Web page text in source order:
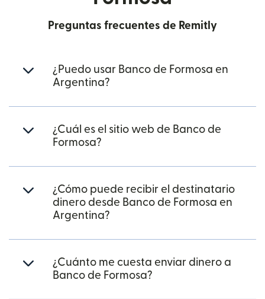
Preguntas frecuentes de Remitly
¿Puedo usar Banco de Formosa en
Argentina?
¿Cuál es el sitio web de Banco de
Formosa?
¿Cómo puede recibir el destinatario
dinero desde Banco de Formosa en
Argentina?
¿Cuánto me cuesta enviar dinero a
Banco de Formosa?